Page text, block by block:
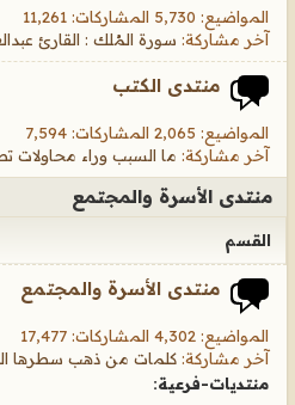
المواضيع: 5,730 المشاركات: 11,261
آخر مشاركة: سورة المُلك : القارئ
منتدى الكتب
المواضيع: 2,065 المشاركات: 7,594
آخر مشاركة: ما السبب وراء محاولات
منتدى الأسرة والمجتمع
القسم
منتدى الأسرة والمجتمع
المواضيع: 4,302 المشاركات: 17,477
آخر مشاركة: كلمات من ذهب سطرها
منتديات-فرعية: